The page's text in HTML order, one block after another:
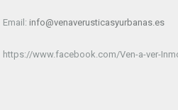
Email: info@venaverusticasyurbanas.es
https://www.facebook.com/Ven-a-ver-